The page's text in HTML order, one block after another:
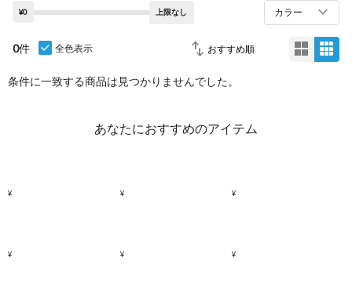
¥0 上限なし カラー
0件 全色表示
条件に一致する商品は見つかりませんでした。
あなたにおすすめのアイテム